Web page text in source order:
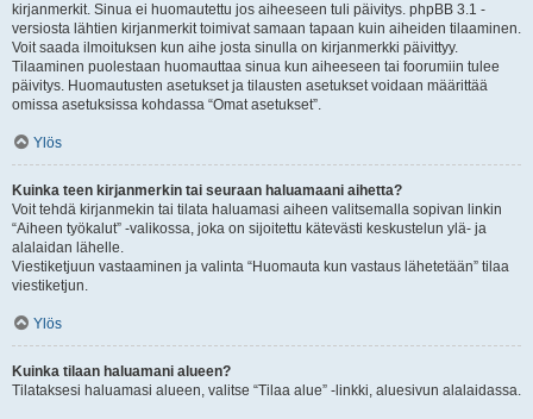
kirjanmerkit. Sinua ei huomautettu jos aiheeseen tuli päivitys. phpBB 3.1 -
versiosta lähtien kirjanmerkit toimivat samaan tapaan kuin aiheiden tilaaminen.
Voit saada ilmoituksen kun aihe josta sinulla on kirjanmerkki päivittyy.
Tilaaminen puolestaan huomauttaa sinua kun aiheeseen tai foorumiin tulee
päivitys. Huomautusten asetukset ja tilausten asetukset voidaan määrittää
omissa asetuksissa kohdassa “Omat asetukset”.
Ylös
Kuinka teen kirjanmerkin tai seuraan haluamaani aihetta?
Voit tehdä kirjanmekin tai tilata haluamasi aiheen valitsemalla sopivan linkin
“Aiheen työkalut” -valikossa, joka on sijoitettu kätevästi keskustelun ylä- ja
alalaidan lähelle.
Viestiketjuun vastaaminen ja valinta “Huomauta kun vastaus lähetetään” tilaa
viestiketjun.
Ylös
Kuinka tilaan haluamani alueen?
Tilataksesi haluamasi alueen, valitse “Tilaa alue” -linkki, aluesivun alalaidassa.